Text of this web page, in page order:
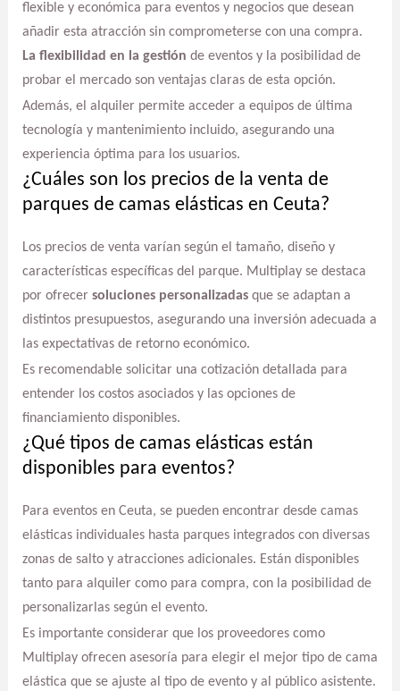
flexible y económica para eventos y negocios que desean
añadir esta atracción sin comprometerse con una compra.
La flexibilidad en la gestión de eventos y la posibilidad de
probar el mercado son ventajas claras de esta opción.
Además, el alquiler permite acceder a equipos de última
tecnología y mantenimiento incluido, asegurando una
experiencia óptima para los usuarios.
¿Cuáles son los precios de la venta de
parques de camas elásticas en Ceuta?
Los precios de venta varían según el tamaño, diseño y
características específicas del parque. Multiplay se destaca
por ofrecer soluciones personalizadasque se adaptan a
distintos presupuestos, asegurando una inversión adecuada a
las expectativas de retorno económico.
Es recomendable solicitar una cotización detallada para
entender los costos asociados y las opciones de
financiamiento disponibles.
¿Qué tipos de camas elásticas están
disponibles para eventos?
Para eventos en Ceuta, se pueden encontrar desde camas
elásticas individuales hasta parques integrados con diversas
zonas de salto y atracciones adicionales. Están disponibles
tanto para alquiler como para compra, con la posibilidad de
personalizarlas según el evento.
Es importante considerar que los proveedores como
Multiplay ofrecen asesoría para elegir el mejor tipo de cama
elástica que se ajuste al tipo de evento y al público asistente.